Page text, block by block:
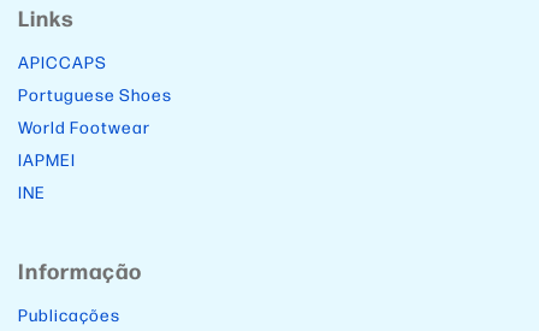
Links
APICCAPS
Portuguese Shoes
World Footwear
IAPMEI
INE
Informação
Publicações